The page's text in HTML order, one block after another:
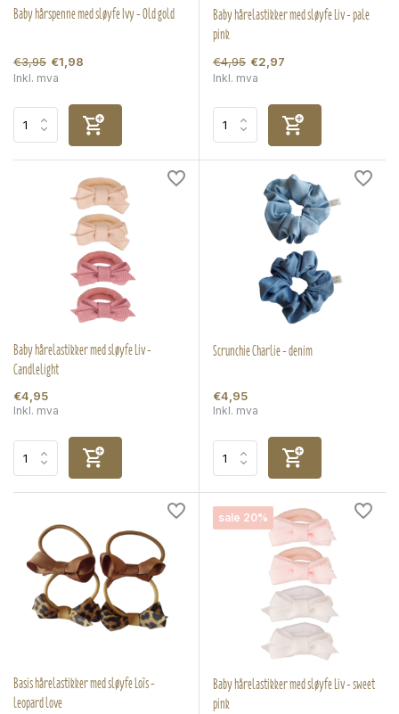
Baby hårspenne med sløyfe Ivy - Old gold
€3,95 €1,98
Inkl. mva
Baby hårelastikker med sløyfe Liv - pale
pink
€4,95 €2,97
Inkl. mva
Baby hårelastikker med sløyfe Liv -
Candlelight
€4,95
Inkl. mva
Scrunchie Charlie - denim
€4,95
Inkl. mva
Basis hårelastikker med sløyfe Loïs -
leopard love
sale 20%
Baby hårelastikker med sløyfe Liv - sweet
pink